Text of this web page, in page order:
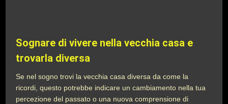
Sognare di vivere nella vecchia casa e
trovarla diversa
Se nel sogno trovi la vecchia casa diversa da come la
ricordi, questo potrebbe indicare un cambiamento nella tua
percezione del passato o una nuova comprensione di